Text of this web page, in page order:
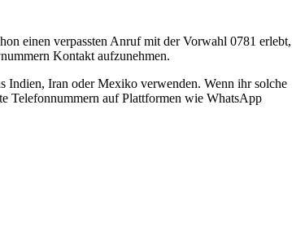
einen verpassten Anruf mit der Vorwahl 0781 erlebt,
Kontakt aufzunehmen.
Indien, Iran oder Mexiko verwenden. Wenn ihr solche
Telefonnummern auf Plattformen wie WhatsApp